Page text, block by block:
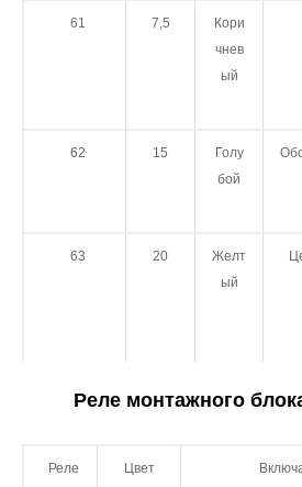
61 7,5
Кори
чнев
ый
62 15
Голу
бой
63 20
Желт
ый
Реле монтажного
Реле Цвет